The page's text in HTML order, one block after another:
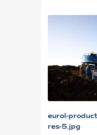
eurol-
res-5.jpg